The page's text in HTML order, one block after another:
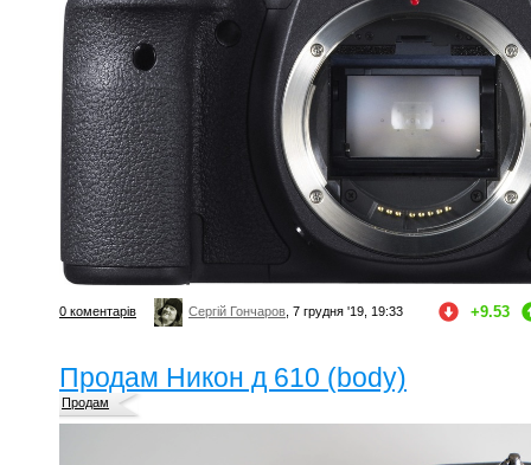
0 коментарів Сергій Гончаров , 7 грудня '19, 19:33 +9.53
Продам Никон д 610 (body)
Продам